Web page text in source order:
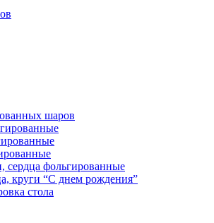
шаров
сердца фольгированные
круги “С днем рождения”
стола